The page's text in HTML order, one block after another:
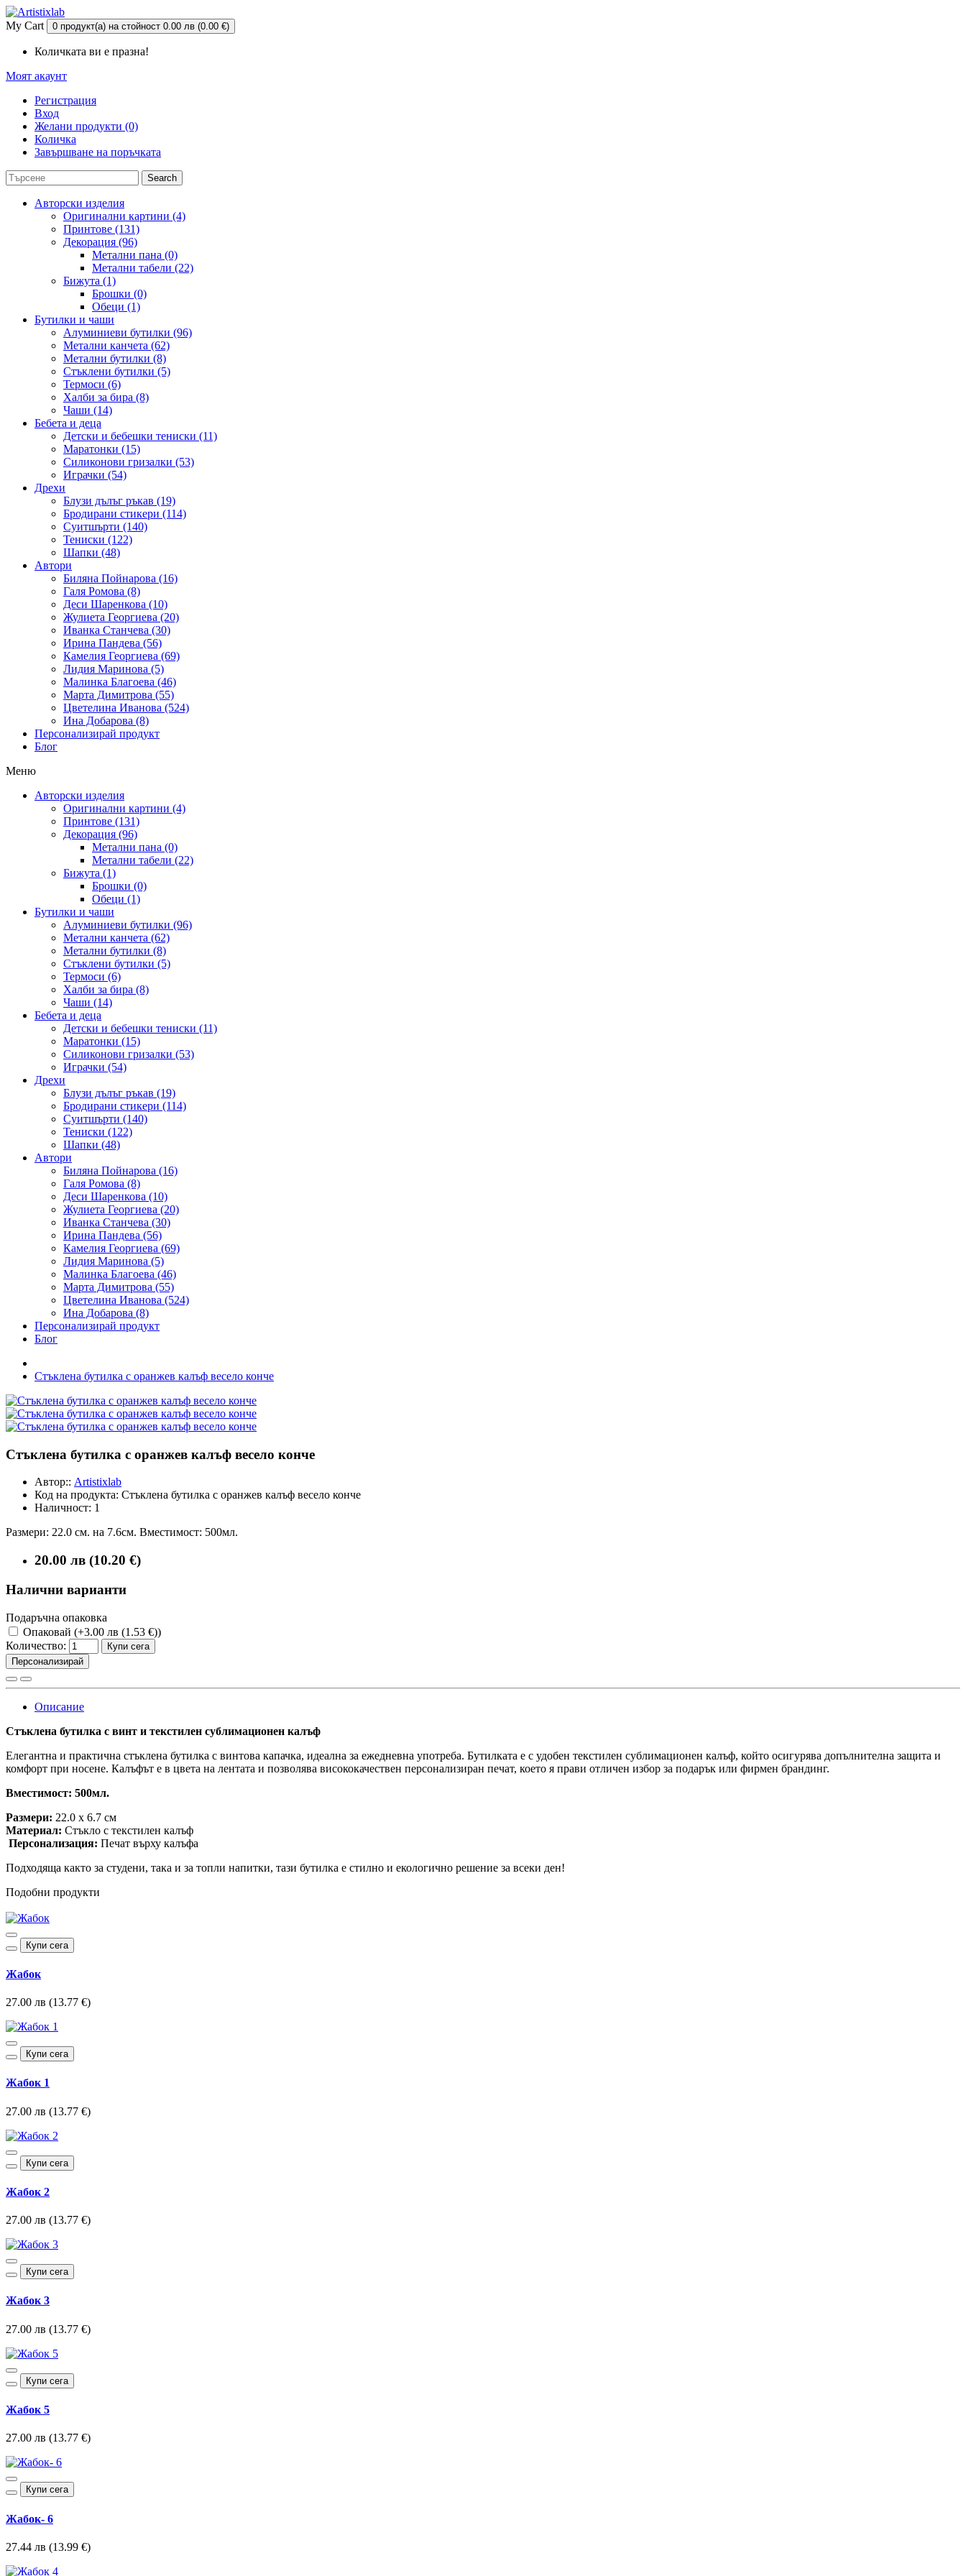
My Cart 0 продукт(а) на стойност 0.00 лв (0.00 €)
Количката ви е празна!
Моят акаунт
Регистрация
Вход
Желани продукти (0)
Количка
Завършване на поръчката
Search
Авторски изделия
Оригинални картини (4)
Принтове (131)
Декорация (96)
Метални пана (0)
Метални табели (22)
Бижута (1)
Брошки (0)
Обеци (1)
Бутилки и чаши
Алуминиеви бутилки (96)
Метални канчета (62)
Метални бутилки (8)
Стъклени бутилки (5)
Термоси (6)
Халби за бира (8)
Чаши (14)
Бебета и деца
Детски и бебешки тениски (11)
Маратонки (15)
Силиконови гризалки (53)
Играчки (54)
Дрехи
Блузи дълъг ръкав (19)
Бродирани стикери (114)
Суитшърти (140)
Тениски (122)
Шапки (48)
Автори
Биляна Пойнарова (16)
Галя Ромова (8)
Деси Шаренкова (10)
Жулиета Георгиева (20)
Иванка Станчева (30)
Ирина Пандева (56)
Камелия Георгиева (69)
Лидия Маринова (5)
Малинка Благоева (46)
Марта Димитрова (55)
Цветелина Иванова (524)
Ина Добарова (8)
Персонализирай продукт
Блог
Меню
Авторски изделия
Оригинални картини (4)
Принтове (131)
Декорация (96)
Метални пана (0)
Метални табели (22)
Бижута (1)
Брошки (0)
Обеци (1)
Бутилки и чаши
Алуминиеви бутилки (96)
Метални канчета (62)
Метални бутилки (8)
Стъклени бутилки (5)
Термоси (6)
Халби за бира (8)
Чаши (14)
Бебета и деца
Детски и бебешки тениски (11)
Маратонки (15)
Силиконови гризалки (53)
Играчки (54)
Дрехи
Блузи дълъг ръкав (19)
Бродирани стикери (114)
Суитшърти (140)
Тениски (122)
Шапки (48)
Автори
Биляна Пойнарова (16)
Галя Ромова (8)
Деси Шаренкова (10)
Жулиета Георгиева (20)
Иванка Станчева (30)
Ирина Пандева (56)
Камелия Георгиева (69)
Лидия Маринова (5)
Малинка Благоева (46)
Марта Димитрова (55)
Цветелина Иванова (524)
Ина Добарова (8)
Персонализирай продукт
Блог
Стъклена бутилка с оранжев калъф весело конче
Стъклена бутилка с оранжев калъф весело конче
Автор:: Artistixlab
Код на продукта: Стъклена бутилка с оранжев калъф весело конче
Наличност: 1
Размери: 22.0 см. на 7.6см. Вместимост: 500мл.
20.00 лв (10.20 €)
Налични варианти
Подаръчна опаковка
Опаковай (+3.00 лв (1.53 €))
Количество:
Купи сега
Персонализирай
Описание
Стъклена бутилка с винт и текстилен сублимационен калъф
Елегантна и практична стъклена бутилка с винтова капачка, идеална за ежедневна употреба. Бутилката е с удобен текстилен сублимационен калъф, който осигурява допълнителна защита и
комфорт при носене. Калъфът е в цвета на лентата и позволява висококачествен персонализиран печат, което я прави отличен избор за подарък или фирмен брандинг.
Вместимост: 500мл.
Размери: 22.0 x 6.7 см
Материал: Стъкло с текстилен калъф
Персонализация: Печат върху калъфа
Подходяща както за студени, така и за топли напитки, тази бутилка е стилно и екологично решение за всеки ден!
Подобни продукти
Купи сега
Жабок
27.00 лв (13.77 €)
Купи сега
Жабок 1
27.00 лв (13.77 €)
Купи сега
Жабок 2
27.00 лв (13.77 €)
Купи сега
Жабок 3
27.00 лв (13.77 €)
Купи сега
Жабок 5
27.00 лв (13.77 €)
Купи сега
Жабок- 6
27.44 лв (13.99 €)